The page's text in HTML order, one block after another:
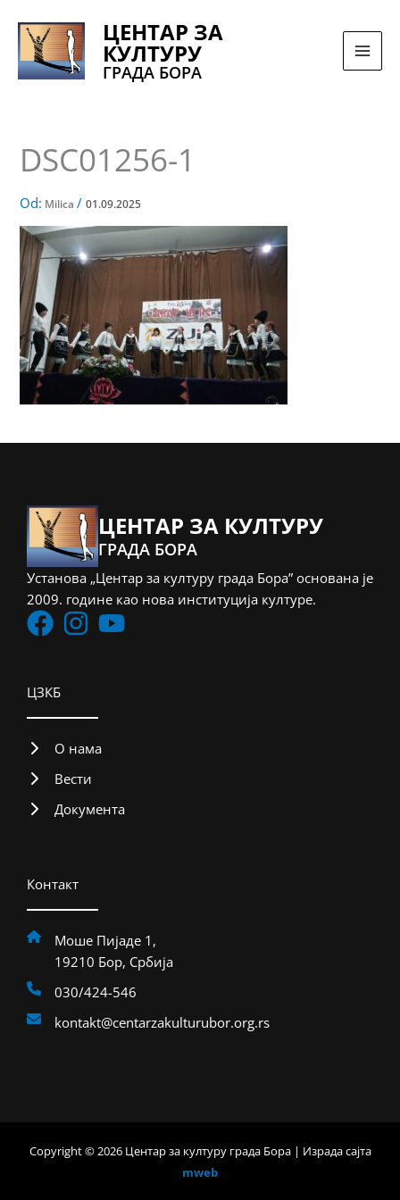
sadržaj
ЦЕНТАР ЗА
КУЛТУРУ
ГРАДА БОРА
DSC01256-1
Od: Milica/01.09.2025
ЦЕНТАР ЗА КУЛТУРУ
ГРАДА БОРА
Установа „Центар за културу града Бора” основана је
2009. године као нова институција културе.
ЦЗКБ
О нама
Вести
Документа
Контакт
Моше Пијаде 1,
19210 Бор, Србија
030/424-546
kontakt@centarzakulturubor.org.rs
Copyright © 2026 Центар за културу града Бора | Израда сајта
mweb